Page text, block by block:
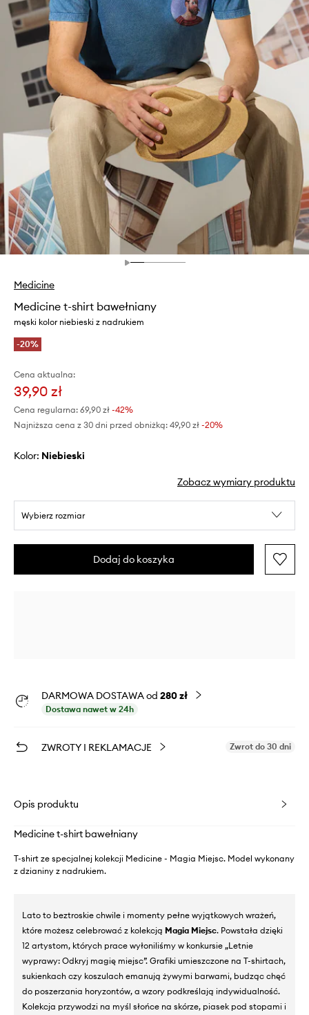
Medicine
Medicine t-shirt bawełniany
męski kolor niebieski z nadrukiem
-20%
Cena aktualna:
39,90 zł
Cena regularna: 69,90 zł -42%
Najniższa cena z 30 dni przed obniżką: 49,90 zł -20%
Kolor: niebieski
Zobacz wymiary produktu
Wybierz rozmiar
Dodaj do koszyka
DARMOWA DOSTAWA od 280 zł
Dostawa nawet w 24h
ZWROTY I REKLAMACJE Zwrot do 30 dni
Opis produktu
Medicine t-shirt bawełniany
T-shirt ze specjalnej kolekcji Medicine - Magia Miejsc. Model wykonany
z dzianiny z nadrukiem.
Lato to beztroskie chwile i momenty pełne wyjątkowych wrażeń,
które możesz celebrować z kolekcją Magia Miejsc. Powstała dzięki
12 artystom, których prace wyłoniliśmy w konkursie „Letnie
wyprawy: Odkryj magię miejsc”. Grafiki umieszczone na T-shirtach,
sukienkach czy koszulach emanują żywymi barwami, budząc chęć
do poszerzania horyzontów, a wzory podkreślają indywidualność.
Kolekcja przywodzi na myśl słońce na skórze, piasek pod stopami i